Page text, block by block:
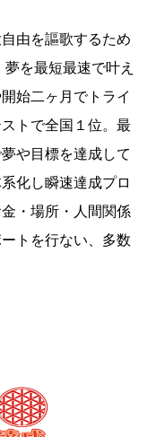
由を謳歌するため
を最短最速で叶え
始二ヶ月でトライ
トで全国１位。最
や目標を達成して
化し瞬速達成プロ
・場所・人間関係
トを行ない、多数